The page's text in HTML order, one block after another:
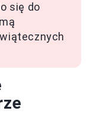
się do